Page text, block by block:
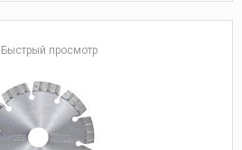
Быстрый просмотр